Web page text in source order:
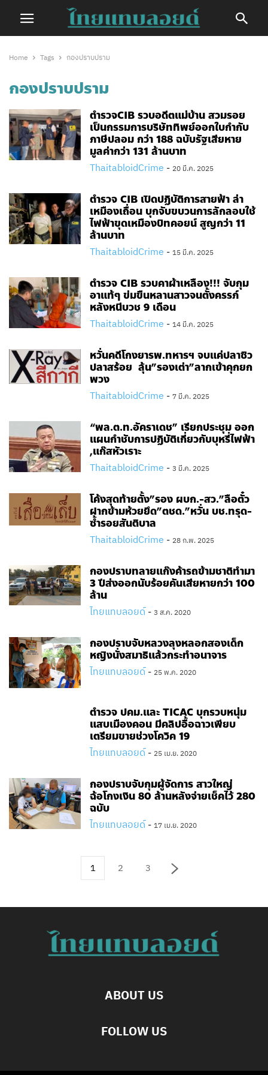
Home Tags กองปราบปราม
กองปราบปราม
ตำรวจCIB รวบอดีตแม่บ้าน สวมรอย
เป็นกรรมการบริษัททิพย์ออกใบกำกับ
ภาษีปลอม กว่า 188 ฉบับรัฐเสียหาย
มูลค่ากว่า 131 ล้านบาท
ThaitabloidCrime - 20 มี.ค. 2025
ตำรวจ CIB เปิดปฏิบัติการสายฟ้า ล่า
เหมืองเถื่อน บุกจับขบวนการลักลอบใช้
ไฟฟ้าขุดเหมืองบิทคอยน์ สูญกว่า 11
ล้านบาท
ThaitabloidCrime - 15 มี.ค. 2025
ตำรวจ CIB รวบคาผ้าเหลือง!!! จับกุม
อาแท้ๆ ข่มขืนหลานสาวจนตั้งครรภ์
หลังหนีบวช 9 เดือน
ThaitabloidCrime - 14 มี.ค. 2025
หวั่นคดีโกงยารพ.ทหารฯ จบแค่ปลาซิว
ปลาสร้อย ลุ้น”รองเต่า”ลากเข้าคุกยก
พวง
ThaitabloidCrime - 7 มี.ค. 2025
“พล.ต.ท.อัคราเดช” เรียกประชุม ออก
แผนกำชับการปฏิบัติเกี่ยวกับบุหรี่ไฟฟ้า
,แก๊สหัวเราะ
ThaitabloidCrime - 3 มี.ค. 2025
โค้งสุดท้ายตั้ง”รอง ผบก.-สว.”ลือตั๋ว
ฝากข้ามห้วยยึด”ตชด.”หวั่น บช.ทรุด-
ซ้ำรอยสันติบาล
ThaitabloidCrime - 28 ก.พ. 2025
กองปราบทลายแก๊งค้ารถข้ามชาติทำมา
3 ปีส่งออกนับร้อยคันเสียหายกว่า 100
ล้าน
ไทยแทบลอยด์ - 3 ส.ค. 2020
กองปราบจับหลวงลุงหลอกสองเด็ก
หญิงนั่งสมาธิแล้วกระทำอนาจาร
ไทยแทบลอยด์ - 25 พ.ค. 2020
ตำรวจ ปคม.และ TICAC บุกรวบหนุ่ม
แสบเมืองคอน มีคลิปอื้อฉาวเพียบ
เตรียมขายช่วงโควิค 19
ไทยแทบลอยด์ - 25 เม.ย. 2020
กองปราบจับกุมผู้จัดการ สาวใหญ่
ฉ้อโกงเงิน 80 ล้านหลังจ่ายเช็คไว้ 280
ฉบับ
ไทยแทบลอยด์ - 17 เม.ย. 2020
1 2 3
ABOUT US
FOLLOW US